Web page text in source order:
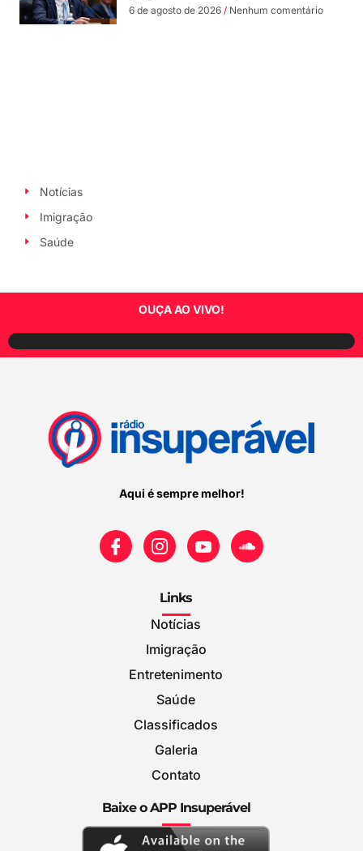
6 de agosto de 2026 Nenhum comentário
Notícias
Imigração
Saúde
OUÇA AO VIVO!
Aqui é sempre melhor!
Links
Notícias
Imigração
Entretenimento
Saúde
Classificados
Galeria
Contato
Baixe o APP Insuperável